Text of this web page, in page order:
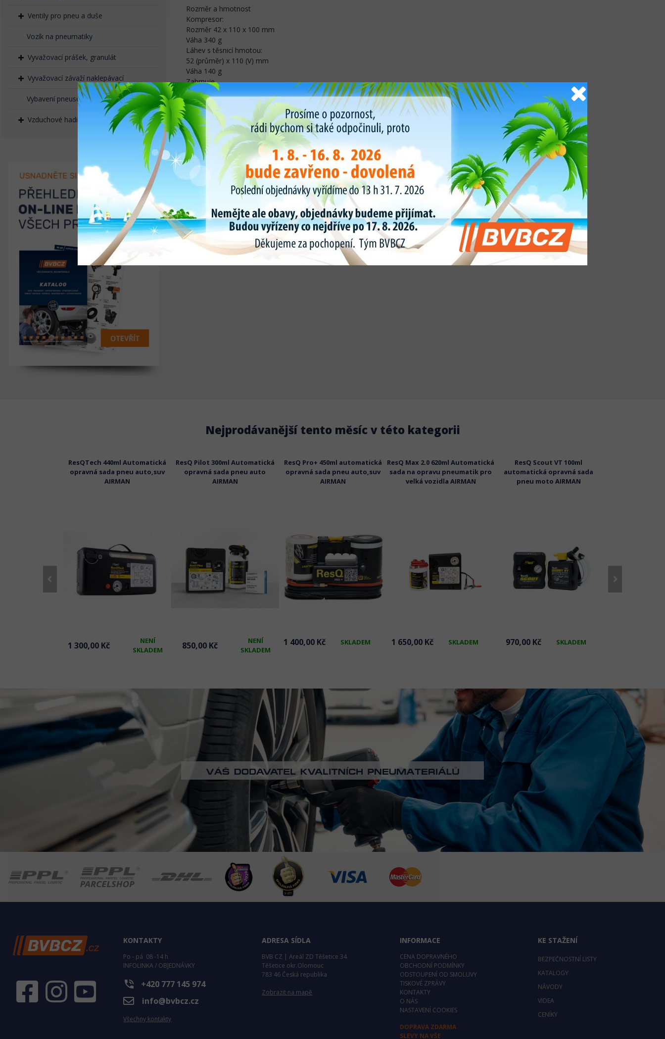
Ventily pro pneu a duše
Vozík na pneumatiky
Vyvažovací prášek, granulát
Vyvažovací závaží naklepávací
Vybavení pneuservisů
Vzduchové hadice, rychlospojky
Rozměr a hmotnost
Kompresor:
Rozměr 42 x 110 x 100 mm
Váha 340 g
Láhev s těsnicí hmotou:
52 (průměr) x 110 (V) mm
Váha 140 g
Zahrnuje
Odnímatelná zástrčka s
Aligátoří klipy
Koloběžkový prsten
Zástrčka do auta
Vzduchová hadice se závitovým konektorem ,adaptér na matraci,adaptér kuličkové jehly ,adaptér ventilu presta
Pro naplnění standardní pneumatiky (P195/65 R15) od 0psi do 35psi
< 7 m 15 s
Nejprodávanější tento měsíc v této kategorii
ResQTech 440ml Automatická
opravná sada pneu auto,suv
AIRMAN
1 300,00 Kč
NENÍ
SKLADEM
ResQ Pilot 300ml Automatická
opravná sada pneu auto
AIRMAN
850,00 Kč
NENÍ
SKLADEM
ResQ Pro+ 450ml automatická
opravná sada pneu auto,suv
AIRMAN
1 400,00 Kč SKLADEM
ResQ Max 2.0 620ml Automatická
sada na opravu pneumatik pro
velká vozidla AIRMAN
1 650,00 Kč SKLADEM
ResQ Scout VT 100ml
automatická opravná sada
pneu moto AIRMAN
970,00 Kč SKLADEM
KONTAKTY
Po - pá 08 -14 h
INFOLINKA / OBJEDNÁVKY
phone_in_talk
+420 777 145 974
info@bvbcz.cz
Všechny kontakty
ADRESA SÍDLA
BVB CZ | Areál ZD Těšetice 34
Těšetice okr.Olomouc
783 46 Česká republika
Zobrazit na mapě
INFORMACE
CENA DOPRAVNÉHO
OBCHODNÍ PODMÍNKY
ODSTOUPENÍ OD SMOLUVY
TISKOVÉ ZPRÁVY
KONTAKTY
O NÁS
NASTAVENÍ COOKIES
DOPRAVA ZDARMA
SLEVY NA VŠE
KE STAŽENÍ
BEZPEČNOSTNÍ LISTY
KATALOGY
NÁVODY
VIDEA
CENÍKY